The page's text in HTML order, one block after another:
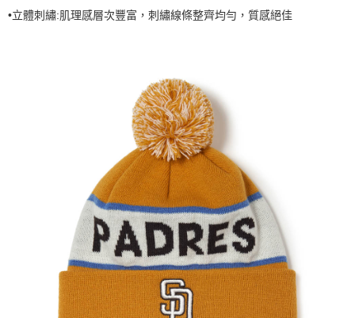
•立體刺繡:肌理感層次豐富，刺繡線條整齊均勻，質感絕佳